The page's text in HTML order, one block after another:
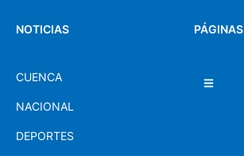
PÁGINAS
NOTICIAS
CUENCA
NACIONAL
DEPORTES